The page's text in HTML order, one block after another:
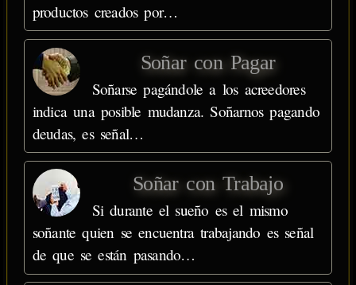
productos creados por…
Soñar con Pagar
Soñarse pagándole a los acreedores
indica una posible mudanza. Soñarnos pagando
deudas, es señal…
Soñar con Trabajo
Si durante el sueño es el mismo
soñante quien se encuentra trabajando es señal
de que se están pasando…